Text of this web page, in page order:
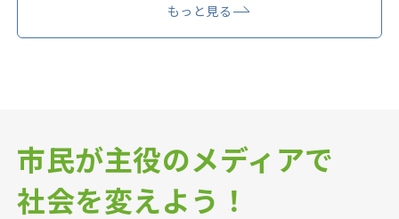
もっと見る
市民が主役のメディアで
社会を変えよう！